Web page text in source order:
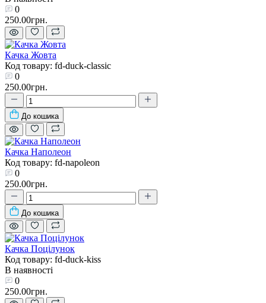
0
250.00грн.
Качка Жовта
Код товару: fd-duck-classic
0
250.00грн.
До кошика
Качка Наполеон
Код товару: fd-napoleon
0
250.00грн.
До кошика
Качка Поцілунок
Код товару: fd-duck-kiss
В наявності
0
250.00грн.